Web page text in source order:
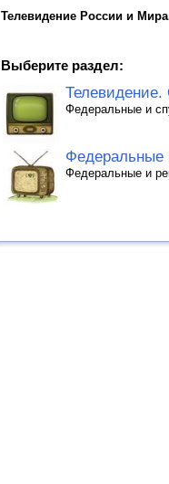
Телевидение России и
Выберите раздел:
Федеральные и
Федеральные
Федеральные и